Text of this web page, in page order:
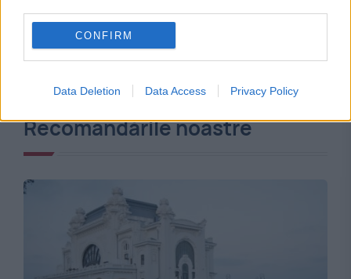
CONFIRM
Data Deletion Data Access Privacy Policy
Recomandările noastre